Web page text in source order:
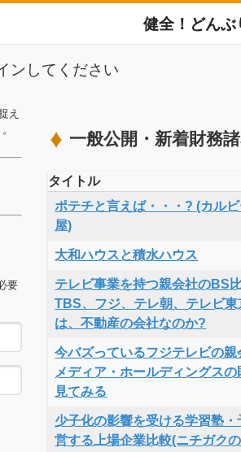
健全！どん
ンしてください
え
要
一般公開・新着財務
タイトル
ポテチと言えば・・・? (カル
屋)
大和ハウスと積水ハウス
テレビ事業を持つ親会社のBS
TBS、フジ、テレ朝、テレビ東
は、不動産の会社なのか?
今バズっているフジテレビの親
メディア・ホールディングスの
見てみる
少子化の影響を受ける学習塾・
営する上場企業比較(ニチガク